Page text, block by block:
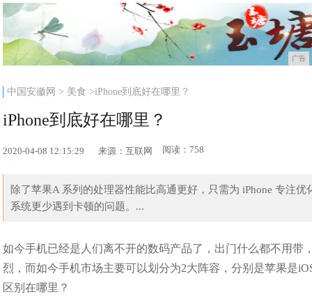
广告
中国安徽网 > 美食 >iPhone到底好在哪里？
iPhone到底好在哪里？
2020-04-08 12:15:29 来源：互联网 阅读：758
除了苹果A 系列的处理器性能比高通更好，只需为 iPhone 专注
系统更少遇到卡顿的问题。...
如今手机已经是人们离不开的数码产品了，出门什么都不用
烈，而如今手机市场主要可以划分为2大阵容，分别是苹果是
区别在哪里？